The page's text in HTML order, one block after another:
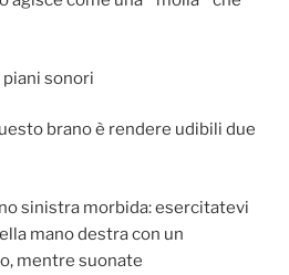
sonori
brano è rendere udibili due
sinistra morbida: esercitatevi
mano destra con un
mentre suonate